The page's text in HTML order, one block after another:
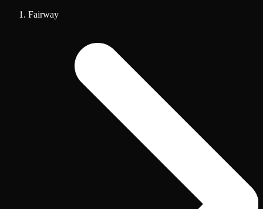
Fairway